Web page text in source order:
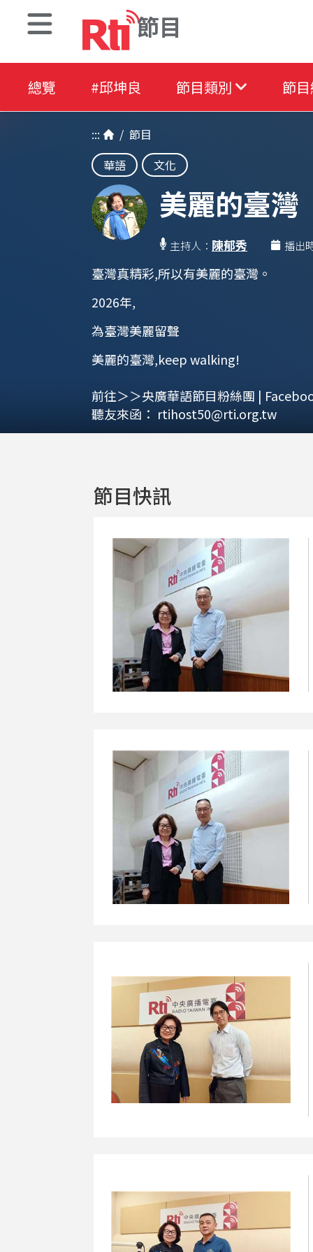
節目
總覽 #邱坤良 節目類別 節
::: / 節目
華語
文化
美麗的臺灣
主持人： 陳郁秀 播出
臺灣真精彩,所以有美麗的臺灣。
2026年,
為臺灣美麗留聲
美麗的臺灣,keep walking!
前往＞＞央廣華語節目粉絲團 |
聽友來函： rtihost50@rti.org.tw
節目快訊